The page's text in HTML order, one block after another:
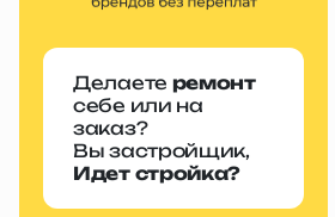
Делаете ремонт
себе или на
заказ?
Вы застройщик,
Идет стройка?